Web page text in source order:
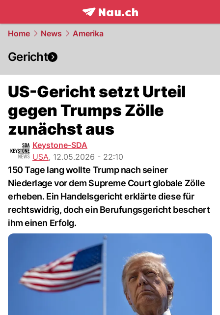
frontpage.NAU.ch
Home News Amerika
Gericht
US-Gericht setzt Urteil
gegen Trumps Zölle
zunächst aus
Keystone-SDA
USA, 12.05.2026 - 22:10
150 Tage lang wollte Trump nach seiner
Niederlage vor dem Supreme Court globale Zölle
erheben. Ein Handelsgericht erklärte diese für
rechtswidrig, doch ein Berufungsgericht beschert
ihm einen Erfolg.